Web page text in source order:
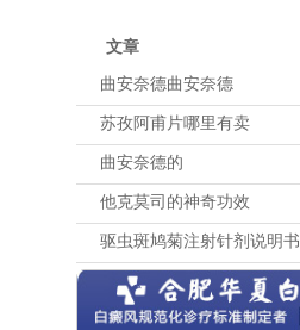
文章
曲安奈德曲安奈德
苏孜阿甫片哪里有卖
曲安奈德的
他克莫司的神奇功效
驱虫斑鸠菊注射针剂说明书